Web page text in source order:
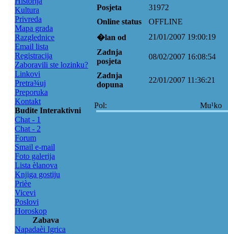
Kultura
Privreda
Mapa grada
Razglednice
Email lista
Registracija
Zaboravili ste lozinku?
Linkovi
Pretra¾uj
Preporuka
Kontakt
Budite Interaktivni
Chat - 1
Chat - 2
Forum
Smail e-mail
Foto galerija
Lista èlanova
Knjiga gostiju
Prièe
Vicevi
Poslovi
Horoskop
Zabava
Napadaèi Igrica
Posjeta
31972
Online status
OFFLINE
�lan od
21/01/2007 19:00:19
Zadnja
posjeta
08/02/2007 16:08:54
Zadnja
dopuna
22/01/2007 11:36:21
Pol: Mu¹ko